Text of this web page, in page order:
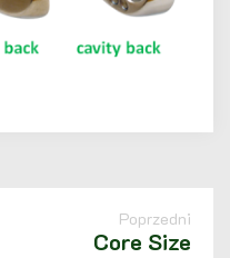
Poprzedni
Core Size